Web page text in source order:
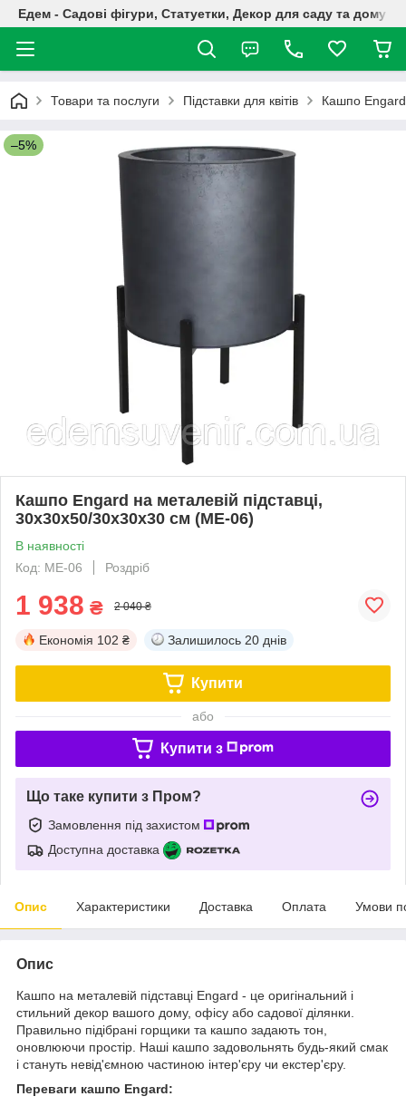
Едем - Садові фігури, Статуетки, Декор для саду та дому
Товари та послуги Підставки для квітів Кашпо Engard
–5%
Кашпо Engard на металевій підставці,
30х30х50/30х30х30 см (ME-06)
В наявності
Код: ME-06
Роздріб
1 938 ₴ 2 040 ₴
Економія 102 ₴ Залишилось 20 днів
Купити
або
Купити з
Що таке купити з Пром?
Замовлення під захистом
Доступна доставка
Опис Характеристики Доставка Оплата Умови
Опис
Кашпо на металевій підставці Engard - це оригінальний і
стильний декор вашого дому, офісу або садової ділянки.
Правильно підібрані горщики та кашпо задають тон,
оновлюючи простір. Наші кашпо задовольнять будь-який смак
і стануть невід'ємною частиною інтер'єру чи екстер'єру.
Переваги кашпо Engard: